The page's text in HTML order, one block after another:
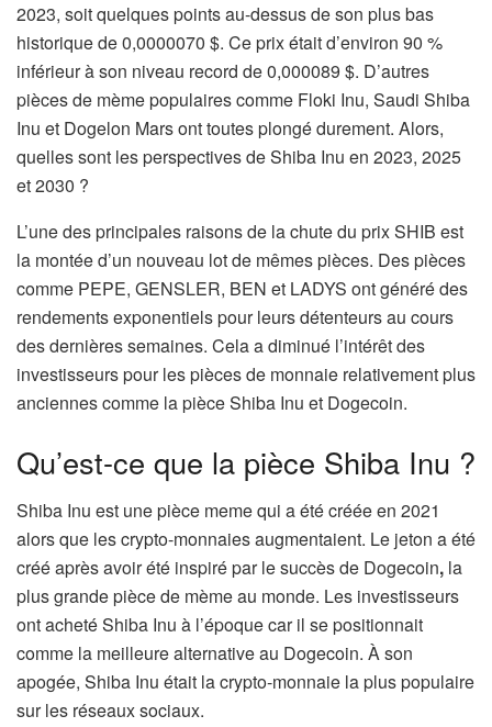
2023, soit quelques points au-dessus de son plus bas
historique de 0,0000070 $. Ce prix était d’environ 90 %
inférieur à son niveau record de 0,000089 $. D’autres
pièces de mème populaires comme Floki Inu, Saudi Shiba
Inu et Dogelon Mars ont toutes plongé durement. Alors,
quelles sont les perspectives de Shiba Inu en 2023, 2025
et 2030 ?
L’une des principales raisons de la chute du prix SHIB est
la montée d’un nouveau lot de mêmes pièces. Des pièces
comme PEPE, GENSLER, BEN et LADYS ont généré des
rendements exponentiels pour leurs détenteurs au cours
des dernières semaines. Cela a diminué l’intérêt des
investisseurs pour les pièces de monnaie relativement plus
anciennes comme la pièce Shiba Inu et Dogecoin.
Qu’est-ce que la pièce Shiba Inu ?
Shiba Inu est une pièce meme qui a été créée en 2021
alors que les crypto-monnaies augmentaient. Le jeton a été
créé après avoir été inspiré par le succès de Dogecoin, la
plus grande pièce de mème au monde. Les investisseurs
ont acheté Shiba Inu à l’époque car il se positionnait
comme la meilleure alternative au Dogecoin. À son
apogée, Shiba Inu était la crypto-monnaie la plus populaire
sur les réseaux sociaux.